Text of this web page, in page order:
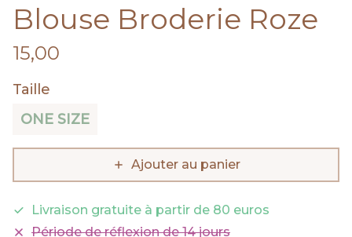
Blouse Broderie Roze
15,00
Taille
ONE SIZE
Ajouter au panier
Livraison gratuite à partir de 80 euros
Période de réflexion de 14 jours